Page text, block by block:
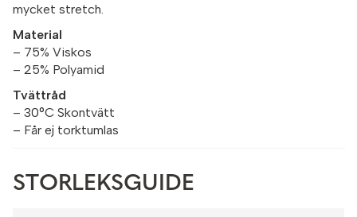
mycket stretch.
Material
– 75% Viskos
– 25% Polyamid
Tvättråd
– 30°C Skontvätt
– Får ej torktumlas
STORLEKSGUIDE